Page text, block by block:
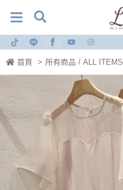
首頁 > 所有商品 / ALL ITEMS